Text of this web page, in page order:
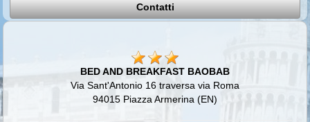
Contatti
BED AND BREAKFAST BAOBAB
Via Sant'Antonio 16 traversa via Roma
94015 Piazza Armerina (EN)